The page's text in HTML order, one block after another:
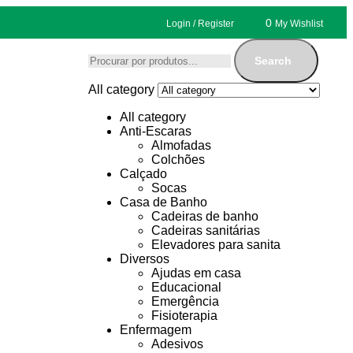
Login / Register 0 My Wishlist
Search
All category
All category
Anti-Escaras
Almofadas
Colchões
Calçado
Socas
Casa de Banho
Cadeiras de banho
Cadeiras sanitárias
Elevadores para sanita
Diversos
Ajudas em casa
Educacional
Emergência
Fisioterapia
Enfermagem
Adesivos